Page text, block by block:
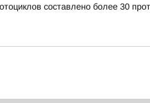
составлено более 30